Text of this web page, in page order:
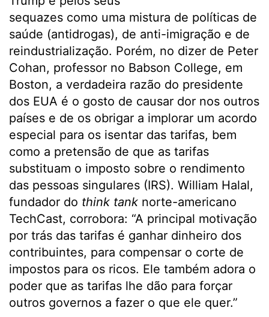
sequazes como uma mistura de políticas de
saúde (antidrogas), de anti-imigração e de
reindustrialização. Porém, no dizer de Peter
Cohan, professor no Babson College, em
Boston, a verdadeira razão do presidente
dos EUA é o gosto de causar dor nos outros
países e de os obrigar a implorar um acordo
especial para os isentar das tarifas, bem
como a pretensão de que as tarifas
substituam o imposto sobre o rendimento
das pessoas singulares (IRS). William Halal,
fundador do think tank norte-americano
TechCast, corrobora: “A principal motivação
por trás das tarifas é ganhar dinheiro dos
contribuintes, para compensar o corte de
impostos para os ricos. Ele também adora o
poder que as tarifas lhe dão para forçar
outros governos a fazer o que ele quer.”